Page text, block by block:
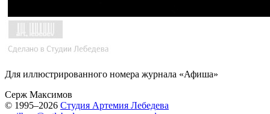
Для иллюстрированного номера журнала «Афиша»
Серж Максимов
© 1995–2026 Студия Артемия Лебедева